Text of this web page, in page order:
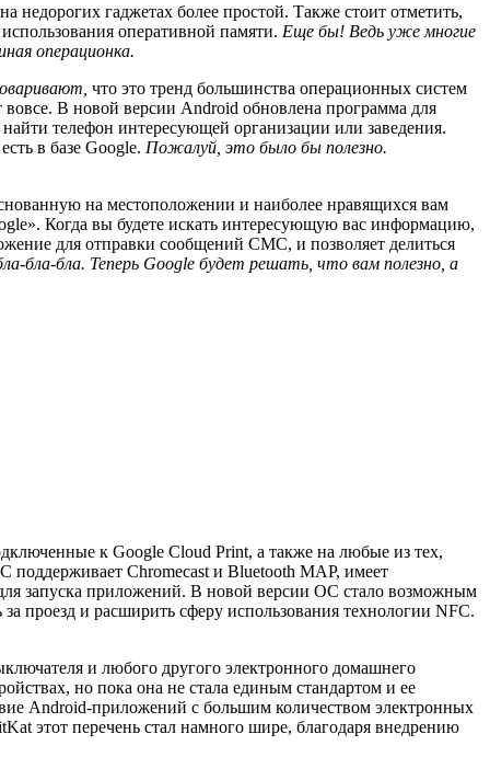
гаджетах более простой. Также стоит отметить,
оперативной памяти. Еще бы! Ведь уже многие
операционка.
что это тренд большинства операционных систем
В новой версии Android обновлена программа для
телефон интересующей организации или заведения.
в базе Google. Пожалуй, это было бы полезно.
на местоположении и наиболее нравящихся вам
Когда вы будете искать интересующую вас информацию,
для отправки сообщений СМС, и позволяет делиться
бла-бла. Теперь Google будет решать, что вам полезно, а
к Google Cloud Print, а также на любые из тех,
Chromecast и Bluetooth MAP, имеет
запуска приложений. В новой версии ОС стало возможным
проезд и расширить сферу использования технологии NFC.
и любого другого электронного домашнего
но пока она не стала единым стандартом и ее
Android-приложений с большим количеством электронных
этот перечень стал намного шире, благодаря внедрению